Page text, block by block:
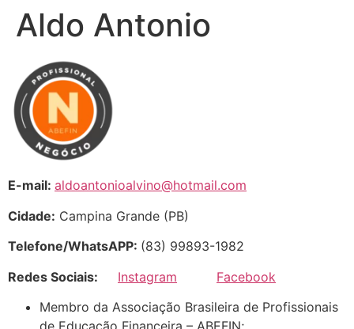
Aldo Antonio
E-mail: aldoantonioalvino@hotmail.com
Cidade: Campina Grande (PB)
Telefone/WhatsAPP: (83) 99893-1982
Redes Sociais:
Instagram
Facebook
Membro da Associação Brasileira de Profissionais
de Educação Financeira – ABEFIN;